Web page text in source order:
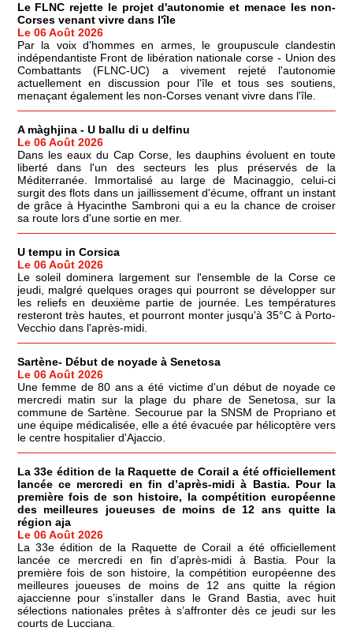
Le FLNC rejette le projet d'autonomie et menace les non-
Corses venant vivre dans l'île
Le 06 Août 2026
Par la voix d'hommes en armes, le groupuscule clandestin
indépendantiste Front de libération nationale corse - Union des
Combattants (FLNC-UC) a vivement rejeté l'autonomie
actuellement en discussion pour l'île et tous ses soutiens,
menaçant également les non-Corses venant vivre dans l'île.
A màghjina - U ballu di u delfinu
Le 06 Août 2026
Dans les eaux du Cap Corse, les dauphins évoluent en toute
liberté dans l'un des secteurs les plus préservés de la
Méditerranée. Immortalisé au large de Macinaggio, celui-ci
surgit des flots dans un jaillissement d'écume, offrant un instant
de grâce à Hyacinthe Sambroni qui a eu la chance de croiser
sa route lors d'une sortie en mer.
U tempu in Corsica
Le 06 Août 2026
Le soleil dominera largement sur l'ensemble de la Corse ce
jeudi, malgré quelques orages qui pourront se développer sur
les reliefs en deuxième partie de journée. Les températures
resteront très hautes, et pourront monter jusqu'à 35°C à Porto-
Vecchio dans l'après-midi.
Sartène- Début de noyade à Senetosa
Le 06 Août 2026
Une femme de 80 ans a été victime d'un début de noyade ce
mercredi matin sur la plage du phare de Senetosa, sur la
commune de Sartène. Secourue par la SNSM de Propriano et
une équipe médicalisée, elle a été évacuée par hélicoptère vers
le centre hospitalier d'Ajaccio.
La 33e édition de la Raquette de Corail a été officiellement
lancée ce mercredi en fin d’après-midi à Bastia. Pour la
première fois de son histoire, la compétition européenne
des meilleures joueuses de moins de 12 ans quitte la
région aja
Le 06 Août 2026
La 33e édition de la Raquette de Corail a été officiellement
lancée ce mercredi en fin d’après-midi à Bastia. Pour la
première fois de son histoire, la compétition européenne des
meilleures joueuses de moins de 12 ans quitte la région
ajaccienne pour s’installer dans le Grand Bastia, avec huit
sélections nationales prêtes à s’affronter dès ce jeudi sur les
courts de Lucciana.